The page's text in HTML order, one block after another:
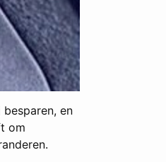
en
om